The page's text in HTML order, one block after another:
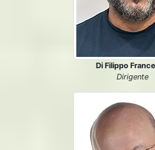
Di Filippo
Dirigente